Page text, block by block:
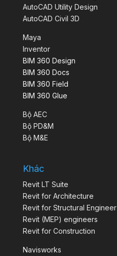
AutoCAD Utility Design
AutoCAD Civil 3D
Maya
Inventor
BIM 360 Design
BIM 360 Docs
BIM 360 Field
BIM 360 Glue
Bộ AEC
Bộ PD&M
Bộ M&E
Khác
Revit LT Suite
Revit for Architecture
Revit for Structural Engineer
Revit (MEP) engineers
Revit for Construction
Navisworks